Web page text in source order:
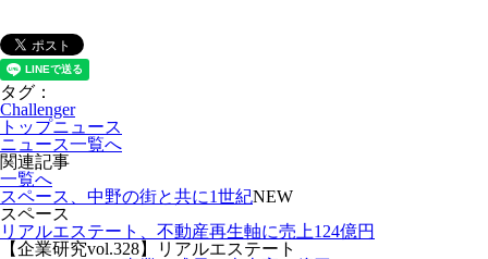
タグ：
Challenger
トップニュース
ニュース一覧へ
関連記事
一覧へ
スペース、中野の街と共に1世紀NEW
スペース
リアルエステート、不動産再生軸に売上124億円
【企業研究vol.328】リアルエステート